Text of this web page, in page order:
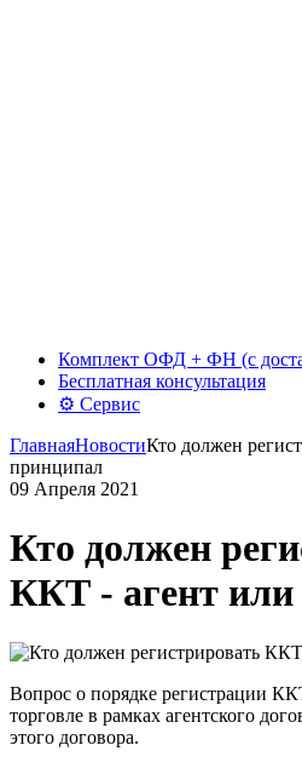
Комплект ОФД + ФН (с
Бесплатная консультация
⚙️ Сервис
ГлавнаяНовостиКто должен
принципал
09 Апреля 2021
Кто должен
ККТ - агент
Вопрос о порядке регистрации
торговле в рамках агентского
этого договора.